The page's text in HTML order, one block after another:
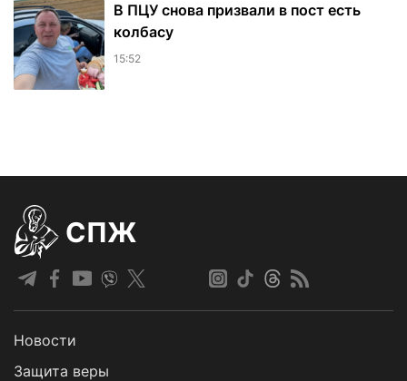
В ПЦУ снова призвали в пост есть
колбасу
15:52
СПЖ
Новости
Защита веры